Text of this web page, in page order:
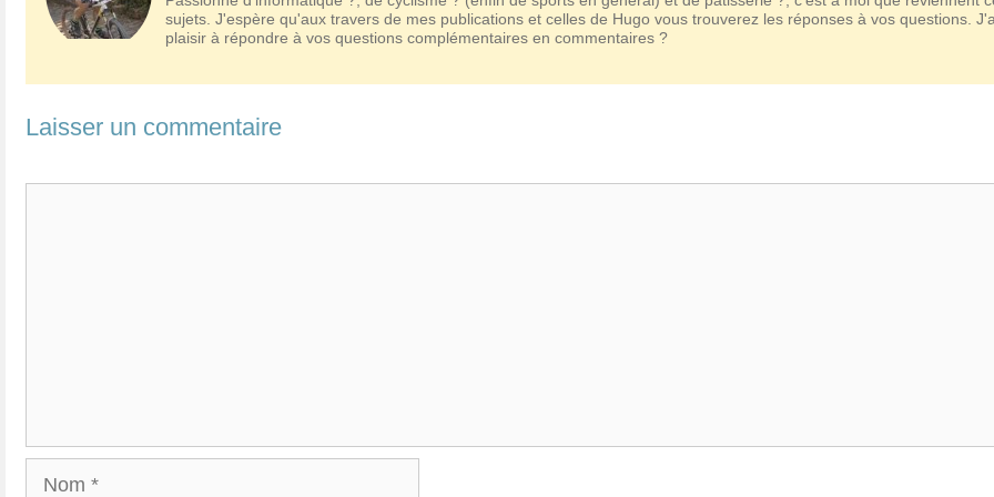
sujets. J'espère qu'aux travers de mes publications et celles de Hugo vous trouverez les réponses à vos questions.
plaisir à répondre à vos questions complémentaires en commentaires ?
Laisser un commentaire
Nom